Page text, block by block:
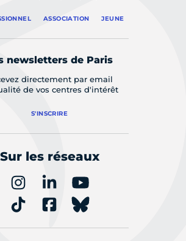
ASSOCIATION JEUNE
newsletters de Paris
directement par email
de vos centres d'intérêt
S'INSCRIRE
Sur les réseaux